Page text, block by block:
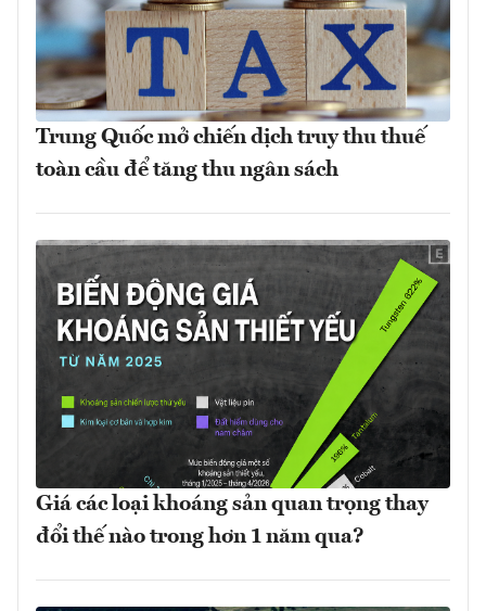
Trung Quốc mở chiến dịch truy thu thuế
toàn cầu để tăng thu ngân sách
Giá các loại khoáng sản quan trọng thay
đổi thế nào trong hơn 1 năm qua?